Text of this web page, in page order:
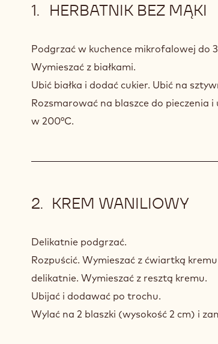
HERBATNIK BEZ MĄKI
Podgrzać w kuchence mikrofalowej do
Wymieszać z białkami.
Ubić białka i dodać cukier. Ubić na
Rozsmarować na blaszce do pieczenia
w 200°C.
KREM WANILIOWY
Delikatnie podgrzać.
Rozpuścić. Wymieszać z ćwiartką
delikatnie. Wymieszać z resztą kremu.
Ubijać i dodawać po trochu.
Wylać na 2 blaszki (wysokość 2 cm) i